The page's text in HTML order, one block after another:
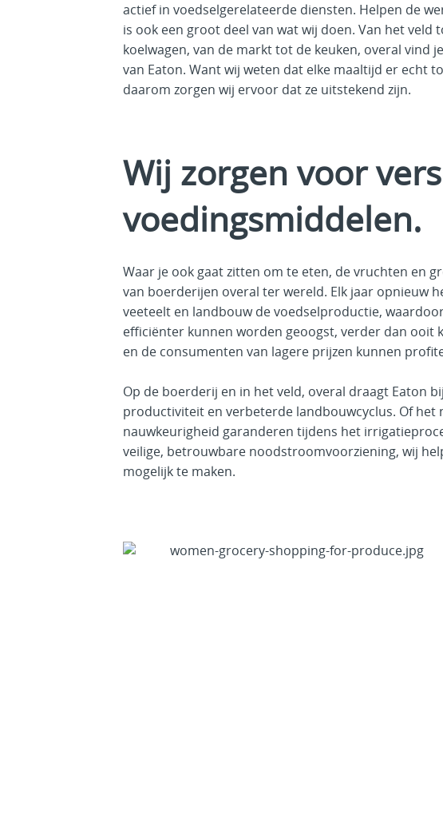
actief in voedselgerelateerde diensten. Helpen de
is ook een groot deel van wat wij doen. Van het veld
koelwagen, van de markt tot de keuken, overal vind
van Eaton. Want wij weten dat elke maaltijd er echt
daarom zorgen wij ervoor dat ze uitstekend zijn.
Wij zorgen voor
voedingsmiddelen.
Waar je ook gaat zitten om te eten, de vruchten en
van boerderijen overal ter wereld. Elk jaar opnieuw
veeteelt en landbouw de voedselproductie,
efficiënter kunnen worden geoogst, verder dan ooit
en de consumenten van lagere prijzen kunnen
Op de boerderij en in het veld, overal draagt Eaton
productiviteit en verbeterde landbouwcyclus. Of het
nauwkeurigheid garanderen tijdens het
veilige, betrouwbare noodstroomvoorziening, wij
mogelijk te maken.